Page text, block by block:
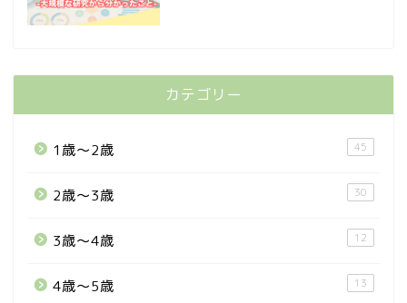
カテゴリー
1歳〜2歳 45
2歳〜3歳 30
3歳〜4歳 12
4歳〜5歳 13